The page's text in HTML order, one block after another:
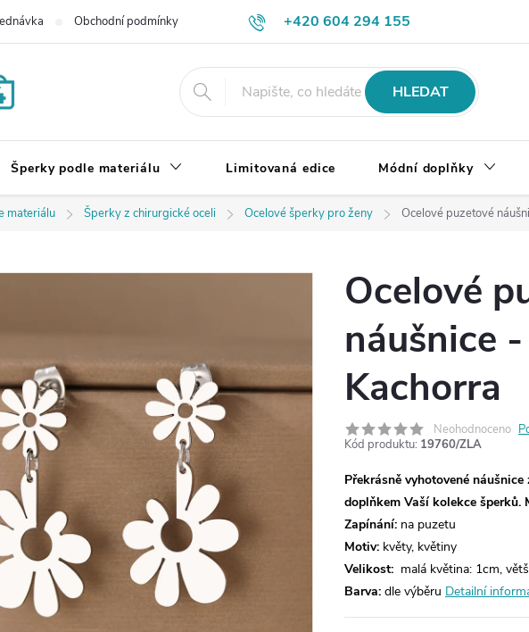
+420 604 294 155
Obchodní podmínky Výměna, vrácení a reklamace zboží
HLEDAT
Šperky podle materiálu Limitovaná edice Módní doplňky
materiálu Šperky z chirurgické oceli Ocelové šperky pro ženy Ocelové puzetové
Ocelové
náušnice
Kachorra
Neohodnoceno
Kód produktu: 19760/ZLA
Překrásně vyhotovené
doplňkem Vaší kolekce šperků.
Zapínání: na puzetu
Motiv: květy, květiny
Velikost: malá květina: 1cm,
Barva: dle výběru Detailní